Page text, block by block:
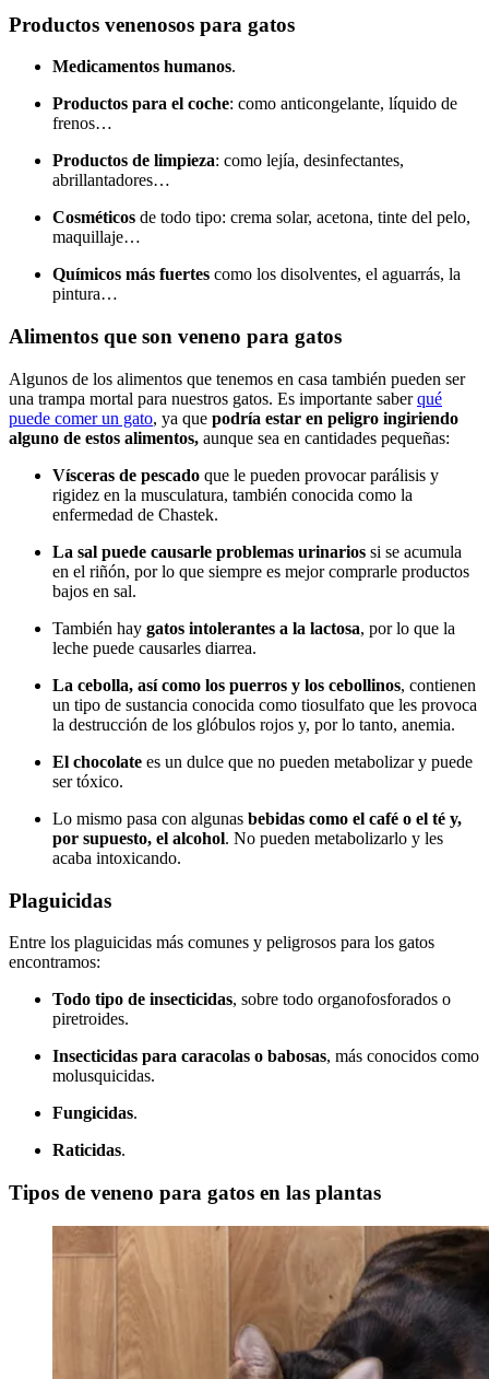
Productos venenosos para gatos
Medicamentos humanos.
Productos para el coche: como anticongelante, líquido de
frenos…
Productos de limpieza: como lejía, desinfectantes,
abrillantadores…
Cosméticos de todo tipo: crema solar, acetona, tinte del pelo,
maquillaje…
Químicos más fuertes como los disolventes, el aguarrás, la
pintura…
Alimentos que son veneno para gatos
Algunos de los alimentos que tenemos en casa también pueden ser
una trampa mortal para nuestros gatos. Es importante saberqué
puede comer un gato, ya que podría estar en peligro ingiriendo
alguno de estos alimentos, aunque sea en cantidades pequeñas:
Vísceras de pescado que le pueden provocar parálisis y
rigidez en la musculatura, también conocida como la
enfermedad de Chastek.
La sal puede causarle problemas urinarios si se acumula
en el riñón, por lo que siempre es mejor comprarle productos
bajos en sal.
También hay gatos intolerantes a la lactosa, por lo que la
leche puede causarles diarrea.
La cebolla, así como los puerros y los cebollinos, contienen
un tipo de sustancia conocida como tiosulfato que les provoca
la destrucción de los glóbulos rojos y, por lo tanto, anemia.
El chocolate es un dulce que no pueden metabolizar y puede
ser tóxico.
Lo mismo pasa con algunas bebidas como el café o el té y,
por supuesto, el alcohol. No pueden metabolizarlo y les
acaba intoxicando.
Plaguicidas
Entre los plaguicidas más comunes y peligrosos para los gatos
encontramos:
Todo tipo de insecticidas, sobre todo organofosforados o
piretroides.
Insecticidas para caracolas o babosas, más conocidos como
molusquicidas.
Fungicidas.
Raticidas.
Tipos de veneno para gatos en las plantas